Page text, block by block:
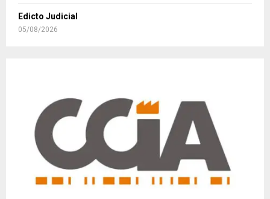
Edicto Judicial
05/08/2026